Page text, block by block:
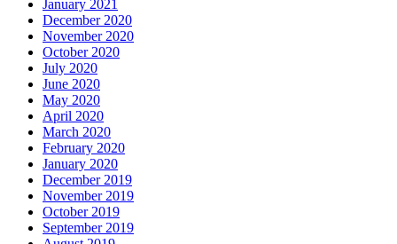
January 2021
December 2020
November 2020
October 2020
July 2020
June 2020
May 2020
April 2020
March 2020
February 2020
January 2020
December 2019
November 2019
October 2019
September 2019